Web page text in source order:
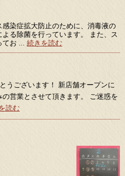
染症拡大防止のために、消毒液の
る除菌を行っています。 また、ス
お ... 続きを読む
うございます！ 新店舗オープンに
営業とさせて頂きます。 ご迷惑を
読む